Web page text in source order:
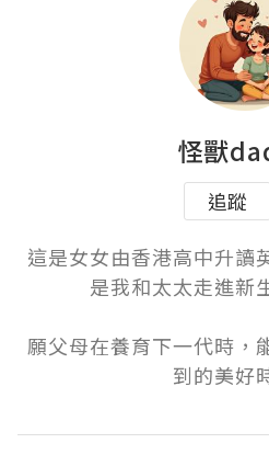
怪獸
追蹤
這是女女由香港高中升讀
是我和太太走進新
願父母在養育下一代時，
到的美好